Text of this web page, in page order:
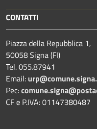
CONTATTI
Piazza della Repubblica 1,
50058 Signa (FI)
Tel. 055.87941
Email:
Pec:
CF e P.IVA: 01147380487